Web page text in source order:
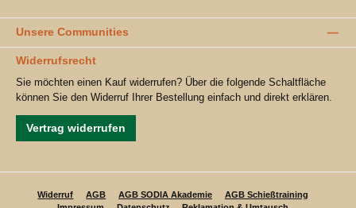
Unsere Communities
Widerrufsrecht
Sie möchten einen Kauf widerrufen? Über die folgende Schaltfläche
können Sie den Widerruf Ihrer Bestellung einfach und direkt erklären.
Vertrag widerrufen
Widerruf AGB AGB SODIA Akademie
AGB Schießtraining